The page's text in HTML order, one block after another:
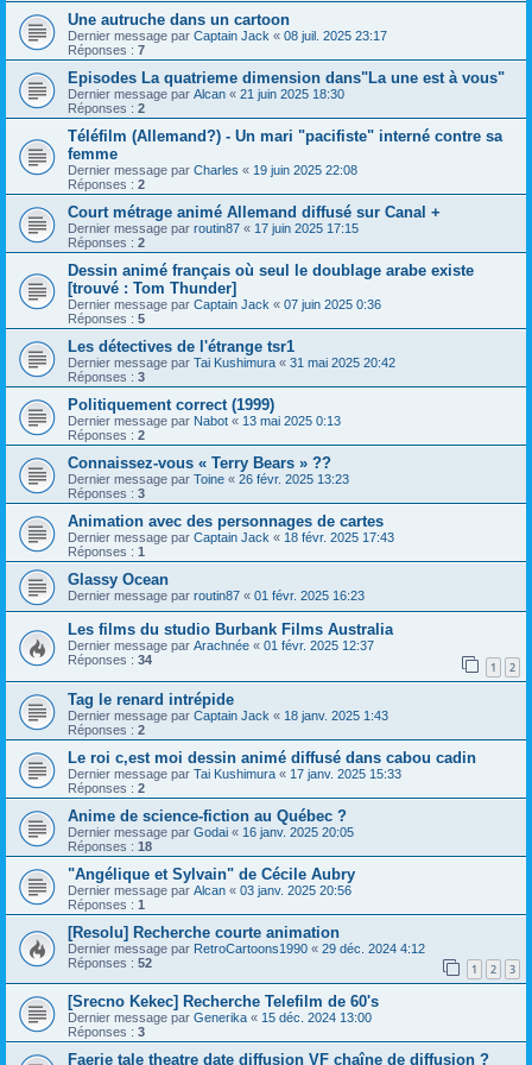
Une autruche dans un cartoon
Dernier message par Captain Jack « 08 juil. 2025 23:17
Réponses : 7
Episodes La quatrieme dimension dans"La une est à vous"
Dernier message par Alcan « 21 juin 2025 18:30
Réponses : 2
Téléfilm (Allemand?) - Un mari "pacifiste" interné contre sa
femme
Dernier message par Charles « 19 juin 2025 22:08
Réponses : 2
Court métrage animé Allemand diffusé sur Canal +
Dernier message par routin87 « 17 juin 2025 17:15
Réponses : 2
Dessin animé français où seul le doublage arabe existe
[trouvé : Tom Thunder]
Dernier message par Captain Jack « 07 juin 2025 0:36
Réponses : 5
Les détectives de l'étrange tsr1
Dernier message par Tai Kushimura « 31 mai 2025 20:42
Réponses : 3
Politiquement correct (1999)
Dernier message par Nabot « 13 mai 2025 0:13
Réponses : 2
Connaissez-vous « Terry Bears » ??
Dernier message par Toine « 26 févr. 2025 13:23
Réponses : 3
Animation avec des personnages de cartes
Dernier message par Captain Jack « 18 févr. 2025 17:43
Réponses : 1
Glassy Ocean
Dernier message par routin87 « 01 févr. 2025 16:23
Les films du studio Burbank Films Australia
Dernier message par Arachnée « 01 févr. 2025 12:37
Réponses : 34 1 2
Tag le renard intrépide
Dernier message par Captain Jack « 18 janv. 2025 1:43
Réponses : 2
Le roi c,est moi dessin animé diffusé dans cabou cadin
Dernier message par Tai Kushimura « 17 janv. 2025 15:33
Réponses : 2
Anime de science-fiction au Québec ?
Dernier message par Godai « 16 janv. 2025 20:05
Réponses : 18
"Angélique et Sylvain" de Cécile Aubry
Dernier message par Alcan « 03 janv. 2025 20:56
Réponses : 1
[Resolu] Recherche courte animation
Dernier message par RetroCartoons1990 « 29 déc. 2024 4:12
Réponses : 52 1 2 3
[Srecno Kekec] Recherche Telefilm de 60's
Dernier message par Generika « 15 déc. 2024 13:00
Réponses : 3
Faerie tale theatre date diffusion VF chaîne de diffusion ?